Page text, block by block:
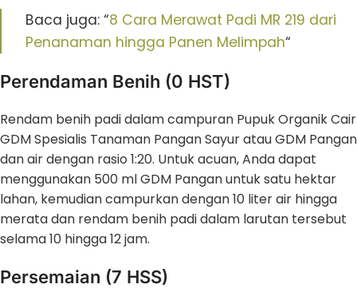
Baca juga: “8 Cara Merawat Padi MR 219 dari
Penanaman hingga Panen Melimpah“
Perendaman Benih (0 HST)
Rendam benih padi dalam campuran Pupuk Organik Cair
GDM Spesialis Tanaman Pangan Sayur atau GDM Pangan
dan air dengan rasio 1:20. Untuk acuan, Anda dapat
menggunakan 500 ml GDM Pangan untuk satu hektar
lahan, kemudian campurkan dengan 10 liter air hingga
merata dan rendam benih padi dalam larutan tersebut
selama 10 hingga 12 jam.
Persemaian (7 HSS)